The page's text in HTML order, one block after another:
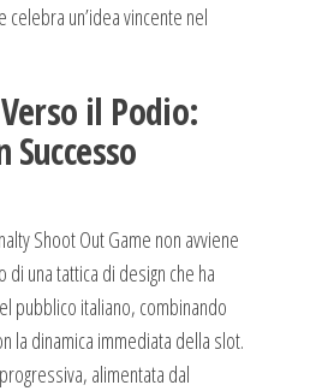
un’idea vincente nel
il Podio:
Successo
Shoot Out Game non avviene
di una tattica di design che ha
pubblico italiano, combinando
la dinamica immediata della slot.
alimentata dal